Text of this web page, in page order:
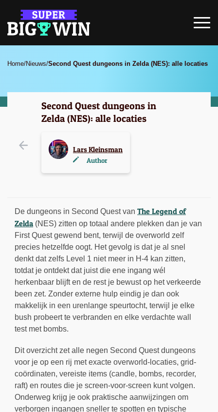
Home/Nieuws/Second Quest dungeons in Zelda (NES): alle locaties
Second Quest dungeons in
Zelda (NES): alle locaties
Lars Kleinsman
Author
De dungeons in Second Quest van The Legend of
Zelda (NES) zitten op totaal andere plekken dan je van
First Quest gewend bent, terwijl de overworld zelf
precies hetzelfde oogt. Het gevolg is dat je al snel
denkt dat zelfs Level 1 niet meer in H-4 kan zitten,
totdat je ontdekt dat juist die ene ingang wél
herkenbaar blijft en de rest je bewust op het verkeerde
been zet. Zonder externe hulp eindig je dan ook
makkelijk in een urenlange speurtocht, terwijl je elke
bush probeert te verbranden en elke verdachte wall
test met bombs.
Dit overzicht zet alle negen Second Quest dungeons
voor je op een rij met exacte overworld-locaties, grid-
coördinaten, vereiste items (candle, bombs, recorder,
raft) en routes die je screen-voor-screen kunt volgen.
Onderweg krijg je ook praktische aanwijzingen om
verborgen ingangen sneller te spotten en typische